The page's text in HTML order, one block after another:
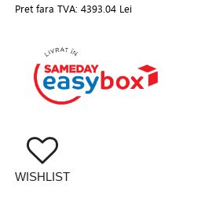
Pret fara TVA:4393.04 Lei
WISHLIST